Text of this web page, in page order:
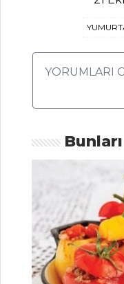
Tarifi, Nasıl
Kızılcık
Levrek Tarifi
Balkabağı
Tarifi, Nasıl Yapılır?
Krokanlı Pasta
Tarifi, Nasıl
YORUMLARI